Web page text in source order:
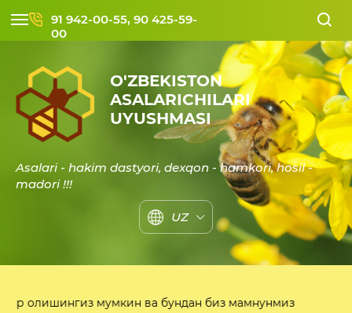
O'ZBEKISTON
ASALARICHILARI
UYUSHMASI
Asalari - hakim dastyori, dexqon - hamkori, hosil -
madori !!!
UZ
мумкин ва бундан биз мамнунмиз
91 942-00-55, 90 425-59-
00